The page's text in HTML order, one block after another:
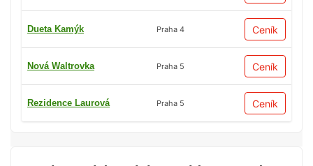
Dueta Kamýk Praha 4 Ceník
Nová Waltrovka Praha 5 Ceník
Rezidence Laurová Praha 5 Ceník